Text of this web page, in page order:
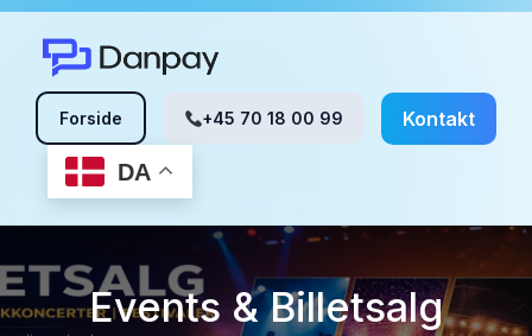
Forside +45 70 18 00 99 Kontakt
DA
Events & Billetsalg